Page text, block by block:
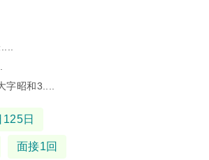
昭和3....
日
面接1回